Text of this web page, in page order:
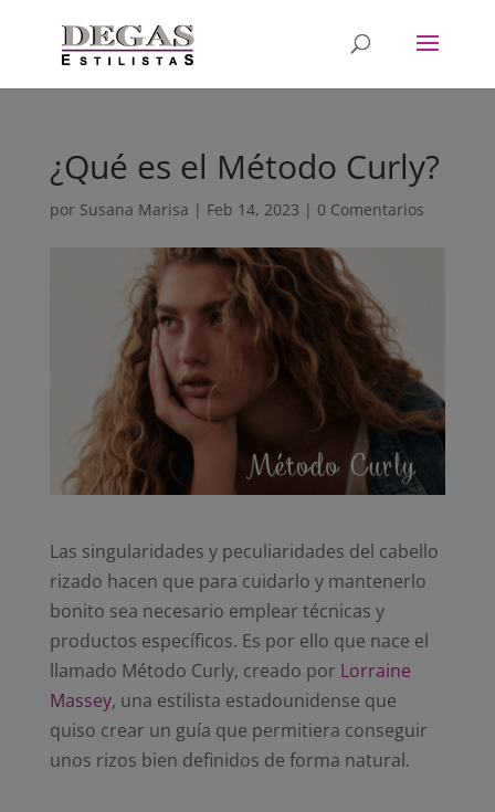
¿Qué es el Método Curly?
por Susana Marisa | Feb 14, 2023 | 0 Comentarios
Las singularidades y peculiaridades del cabello
rizado hacen que para cuidarlo y mantenerlo
bonito sea necesario emplear técnicas y
productos específicos. Es por ello que nace el
llamado Método Curly, creado por Lorraine
Massey, una estilista estadounidense que
quiso crear un guía que permitiera conseguir
unos rizos bien definidos de forma natural.